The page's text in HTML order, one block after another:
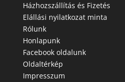
Házhozszállítás és Fizetés
Elállási nyilatkozat minta
Rólunk
Honlapunk
Facebook oldalunk
Oldaltérkép
Impresszum